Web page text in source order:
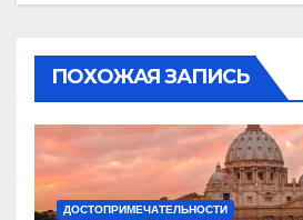
ПОХОЖАЯ ЗАПИСЬ
ДОСТОПРИМЕЧАТЕЛЬНОСТИ